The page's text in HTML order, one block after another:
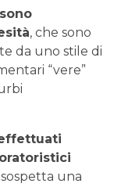
, che sono
da uno stile di
“vere”
sospetta una